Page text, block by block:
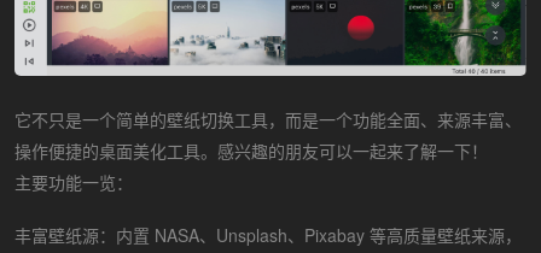
它不只是一个简单的壁纸切换工具，而是一个功能全面、来源丰富、
操作便捷的桌面美化工具。感兴趣的朋友可以一起来了解一下！
主要功能一览：
丰富壁纸源：内置 NASA、Unsplash、Pixabay 等高质量壁纸来源，